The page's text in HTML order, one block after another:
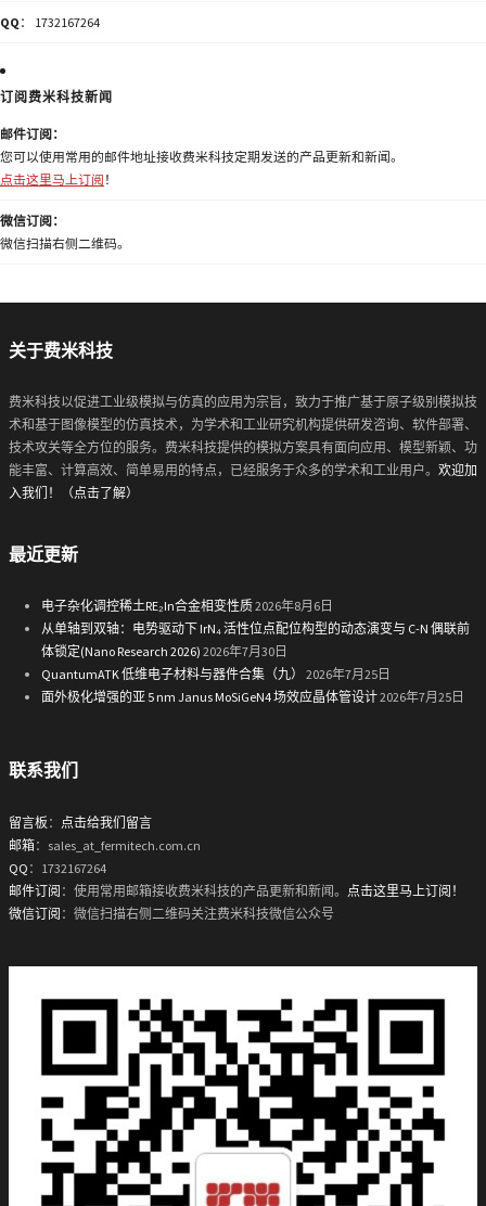
QQ ： 1732167264
订阅费米科技新闻
邮件订阅：
您可以使用常用的邮件地址接收费米科技定期发送的产品更新和新闻。
点击这里马上订阅 ！
微信订阅：
微信扫描右侧二维码。
关于费米科技
费米科技以促进工业级模拟与仿真的应用为宗旨，致力于推广基于原子级别模拟技
术和基于图像模型的仿真技术，为学术和工业研究机构提供研发咨询、软件部署、
技术攻关等全方位的服务。费米科技提供的模拟方案具有面向应用、模型新颖、功
能丰富、计算高效、简单易用的特点，已经服务于众多的学术和工业用户。 欢迎加
入我们！（点击了解）
最近更新
电子杂化调控稀土RE₂In合金相变性质2026年8月6日
从单轴到双轴：电势驱动下 IrN₄ 活性位点配位构型的动态演变与 C-N 偶联前
体锁定(Nano Research 2026) 2026年7月30日
QuantumATK 低维电子材料与器件合集（九）
2026年7月25日
面外极化增强的亚 5 nm Janus MoSiGeN4 场效应晶体管设计2026年7月25日
联系我们
留言板 ： 点击给我们留言
邮箱：sales_at_fermitech.com.cn
QQ ：1732167264
邮件订阅 ：使用常用邮箱接收费米科技的产品更新和新闻。 点击这里马上订阅！
微信订阅 ：微信扫描右侧二维码关注费米科技微信公众号